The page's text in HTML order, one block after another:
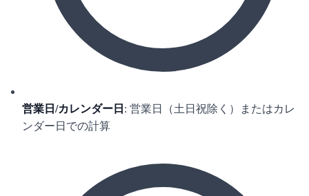
営業日/カレンダー日 : 営業日（土日祝除く）またはカレ
ンダー日での計算